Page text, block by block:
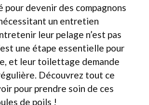
pour devenir des compagnons
un entretien
leur pelage n’est pas
une étape essentielle pour
et leur toilettage demande
Découvrez tout ce
pour prendre soin de ces
de poils !